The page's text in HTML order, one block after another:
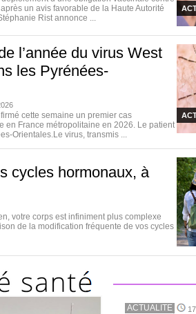
un avis favorable de la Haute Autorité
Rist annonce ...
l’année du virus West
les Pyrénées-
cette semaine un premier cas
en France métropolitaine en 2026. Le patient
Orientales.Le virus, transmis ...
cycles hormonaux, à
votre corps est infiniment plus complexe
de la modification fréquente de vos cycles
ACTUALITE